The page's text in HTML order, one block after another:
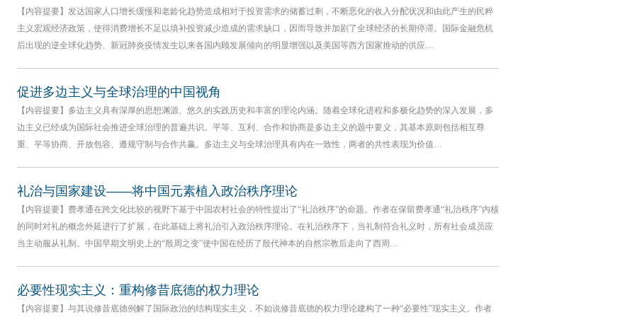
【内容提要】发达国家人口增长缓慢和老龄化趋势造成相对于投资需求的储蓄过剩，不断恶化的收入分配状况和由此产生的民粹
主义宏观经济政策，使得消费增长不足以填补投资减少造成的需求缺口，因而导致并加剧了全球经济的长期停滞。国际金融危机
后出现的逆全球化趋势、新冠肺炎疫情发生以来各国内顾发展倾向的明显增强以及美国等西方国家推动的供应…
促进多边主义与全球治理的中国视角
【内容提要】多边主义具有深厚的思想渊源、悠久的实践历史和丰富的理论内涵。随着全球化进程和多极化趋势的深入发展，多
边主义已经成为国际社会推进全球治理的普遍共识。平等、互利、合作和协商是多边主义的题中要义，其基本原则包括相互尊
重、平等协商、开放包容、遵规守制与合作共赢。多边主义与全球治理具有内在一致性，两者的共性表现为价值…
礼治与国家建设——将中国元素植入政治秩序理论
【内容提要】费孝通在跨文化比较的视野下基于中国农村社会的特性提出了“礼治秩序”的命题。作者在保留费孝通“礼治秩序”内核
的同时对礼的概念外延进行了扩展，在此基础上将礼治引入政治秩序理论。在礼治秩序下，当礼制符合礼义时，所有社会成员应
当主动服从礼制。中国早期文明史上的“殷周之变”使中国在经历了殷代神本的自然宗教后走向了西周…
必要性现实主义：重构修昔底德的权力理论
【内容提要】与其说修昔底德例解了国际政治的结构现实主义，不如说修昔底德的权力理论建构了一种“必要性”现实主义。作者